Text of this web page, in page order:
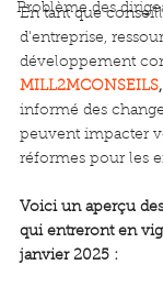
Problème des
En tant que
d'entreprise,
développement
MILL2MCONSEILS,
informé des
peuvent impacter
réformes pour les
Voici un aperçu
qui entreront en
janvier 2025 :